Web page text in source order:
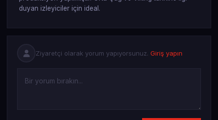
duyan izleyiciler için ideal.
Ziyaretçi olarak yorum yapıyorsunuz. Giriş yapın